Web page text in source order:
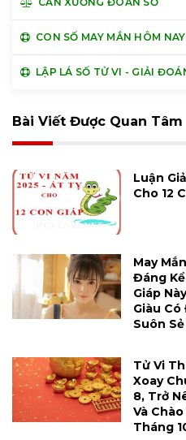
CON SỐ MAY MẮN HÔM NAY
LẬP LÁ SỐ TỬ VI - GIẢI
Bài Viết Được Quan Tâm
Luận
Cho 12
May
Đáng
Giáp
Giàu Có
Suôn Sẻ
Tử Vi
Xoay
8, Trở
Và
Tháng